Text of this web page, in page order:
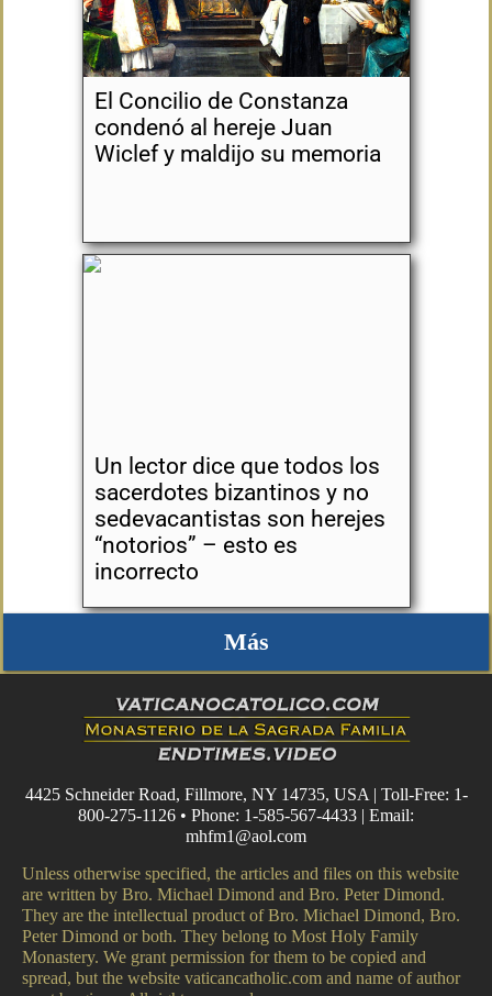
El Concilio de Constanza
condenó al hereje Juan
Wiclef y maldijo su memoria
Un lector dice que todos los
sacerdotes bizantinos y no
sedevacantistas son herejes
“notorios” – esto es
incorrecto
Más
4425 Schneider Road, Fillmore, NY 14735, USA | Toll-Free: 1-
800-275-1126 • Phone: 1-585-567-4433 | Email:
mhfm1@aol.com
Unless otherwise specified, the articles and files on this website
are written by Bro. Michael Dimond and Bro. Peter Dimond.
They are the intellectual product of Bro. Michael Dimond, Bro.
Peter Dimond or both. They belong to Most Holy Family
Monastery. We grant permission for them to be copied and
spread, but the website vaticancatholic.com and name of author